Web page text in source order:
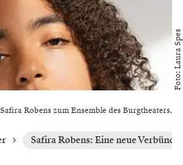
Robens zum Ensemble des Burgtheaters.
Foto: Laura Spes
Safira Robens: Eine neue